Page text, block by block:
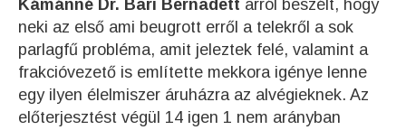
Kámánné Dr. Bari Bernadett arról beszélt, hogy
neki az első ami beugrott erről a telekről a sok
parlagfű probléma, amit jeleztek felé, valamint a
frakcióvezető is említette mekkora igénye lenne
egy ilyen élelmiszer áruházra az alvégieknek. Az
előterjesztést végül 14 igen 1 nem arányban